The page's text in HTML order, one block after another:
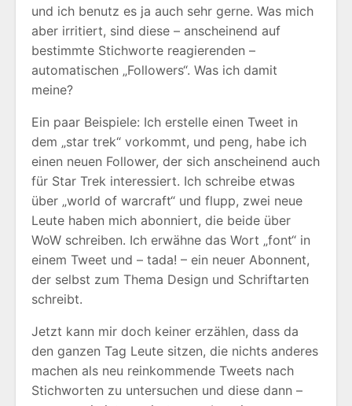
und ich benutz es ja auch sehr gerne. Was mich
aber irritiert, sind diese – anscheinend auf
bestimmte Stichworte reagierenden –
automatischen „Followers“. Was ich damit
meine?
Ein paar Beispiele: Ich erstelle einen Tweet in
dem „star trek“ vorkommt, und peng, habe ich
einen neuen Follower, der sich anscheinend auch
für Star Trek interessiert. Ich schreibe etwas
über „world of warcraft“ und flupp, zwei neue
Leute haben mich abonniert, die beide über
WoW schreiben. Ich erwähne das Wort „font“ in
einem Tweet und – tada! – ein neuer Abonnent,
der selbst zum Thema Design und Schriftarten
schreibt.
Jetzt kann mir doch keiner erzählen, dass da
den ganzen Tag Leute sitzen, die nichts anderes
machen als neu reinkommende Tweets nach
Stichworten zu untersuchen und diese dann –